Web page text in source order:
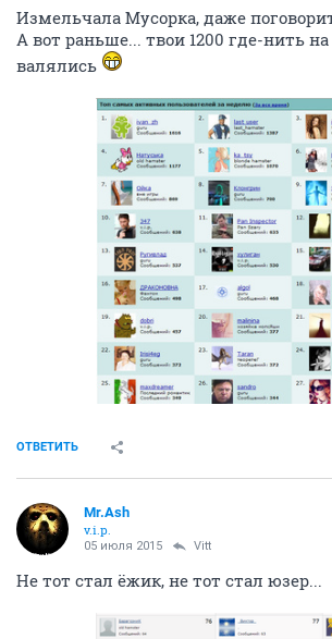
Измельчала Мусорка, даже
А вот раньше... твои 1200 где-нить
валялись
ОТВЕТИТЬ
Mr.Ash
v.i.p.
05 июля 2015 Vitt
Не тот стал ёжик, не тот стал юзер...